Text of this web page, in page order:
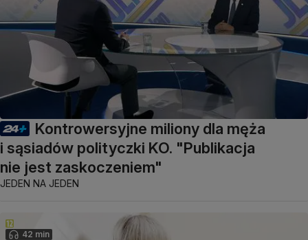
Kontrowersyjne miliony dla męża
i sąsiadów polityczki KO. "Publikacja
nie jest zaskoczeniem"
JEDEN NA JEDEN
42 min